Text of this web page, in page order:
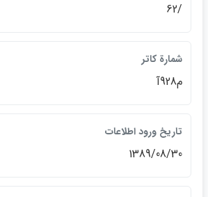
/62
شمارة كاتر
م928آ
تاريخ ورود اطلاعات
1389/08/30